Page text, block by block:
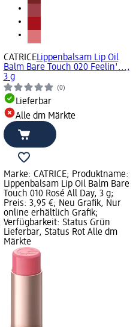
CATRICELippenbalsam Lip Oil
Balm Bare Touch 020 Feelin'...,
3 g
(0)
Lieferbar
Alle dm Märkte
Marke: CATRICE; Produktname:
Lippenbalsam Lip Oil Balm Bare
Touch 010 Rosé All Day, 3 g;
Preis: 3,95 €; Neu Grafik, Nur
online erhältlich Grafik;
Verfügbarkeit: Status Grün
Lieferbar, Status Rot Alle dm
Märkte